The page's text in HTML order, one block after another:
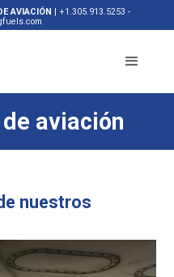
AVIACIÓN | +1.305.913.5253 -
aviación
nuestros